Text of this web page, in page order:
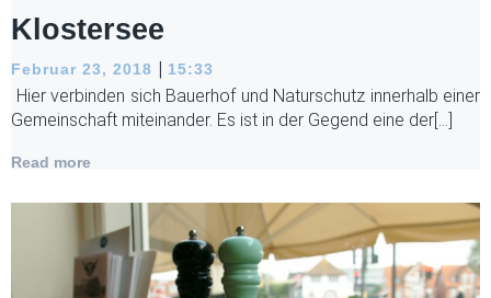
Klostersee
Februar 23, 2018 | 15:33
Hier verbinden sich Bauerhof und Naturschutz innerhalb einer
Gemeinschaft miteinander. Es ist in der Gegend eine der[…]
Read more